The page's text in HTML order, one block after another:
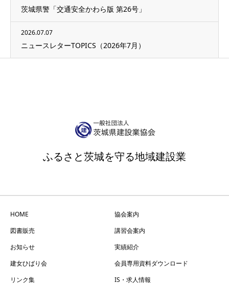
茨城県警「交通安全かわら版 第26号」
2026.07.07
ニュースレターTOPICS（2026年7月）
ふるさと茨城を守る地域建設業
HOME
協会案内
図書販売
講習会案内
お知らせ
実績紹介
建女ひばり会
会員専用資料ダウンロード
リンク集
IS・求人情報